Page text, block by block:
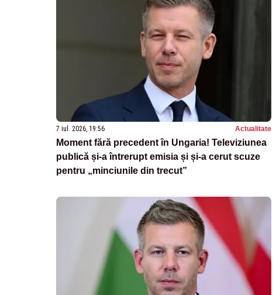
7 iul. 2026, 19:56 Actualitate
Moment fără precedent în Ungaria! Televiziunea
publică și-a întrerupt emisia și și-a cerut scuze
pentru „minciunile din trecut”